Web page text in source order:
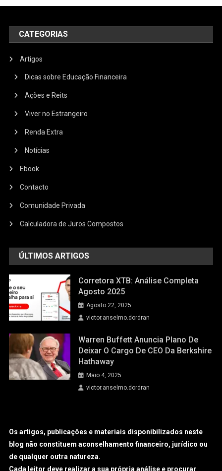
CATEGORIAS
Artigos
Dicas sobre Educação Financeira
Ações e Reits
Viver no Estrangeiro
Renda Extra
Notícias
Ebook
Contacto
Comunidade Privada
Calculadora de Juros Compostos
ÚLTIMOS ARTIGOS
Corretora XTB: Análise Completa
Agosto 2025
Agosto 22, 2025
victor.anselmo.dordran
Warren Buffett Anuncia Plano De
Deixar O Cargo De CEO Da Berkshire
Hathaway
Maio 4, 2025
victor.anselmo.dordran
Os artigos, publicações e materiais disponibilizados neste
blog não constituem aconselhamento financeiro, jurídico ou
de qualquer outra natureza.
Cada leitor deve realizar a sua própria análise e procurar